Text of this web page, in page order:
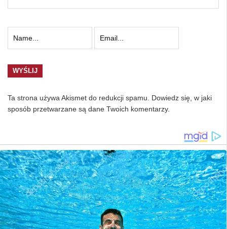
Ta strona używa Akismet do redukcji spamu. Dowiedz się, w jaki
sposób przetwarzane są dane Twoich komentarzy.